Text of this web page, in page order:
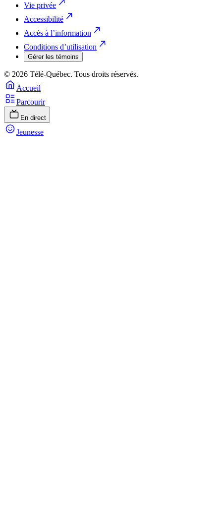
Vie privée
Accessibilité
Accès à l’information
Conditions d’utilisation
Gérer les témoins
© 2026 Télé-Québec. Tous droits réservés.
Accueil
Parcourir
En direct
Jeunesse